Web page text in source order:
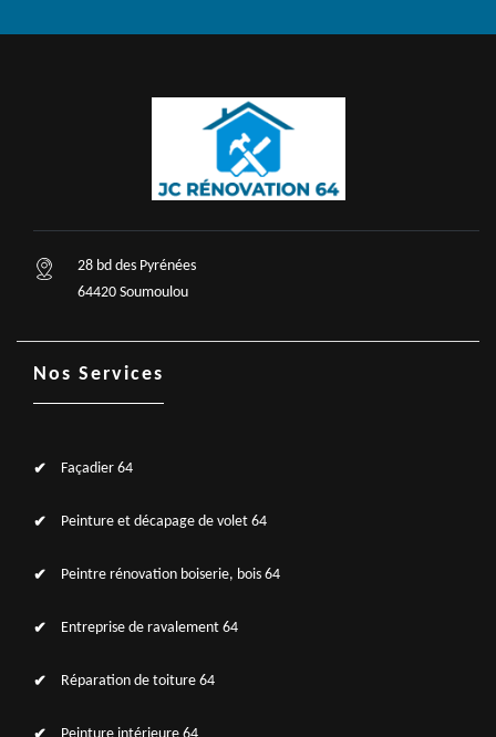
28 bd des Pyrénées
64420 Soumoulou
Nos Services
Façadier 64
Peinture et décapage de volet 64
Peintre rénovation boiserie, bois 64
Entreprise de ravalement 64
Réparation de toiture 64